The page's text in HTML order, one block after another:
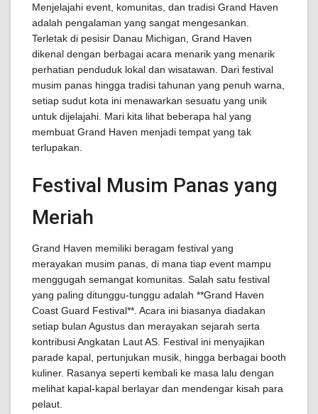
Menjelajahi event, komunitas, dan tradisi Grand Haven
adalah pengalaman yang sangat mengesankan.
Terletak di pesisir Danau Michigan, Grand Haven
dikenal dengan berbagai acara menarik yang menarik
perhatian penduduk lokal dan wisatawan. Dari festival
musim panas hingga tradisi tahunan yang penuh warna,
setiap sudut kota ini menawarkan sesuatu yang unik
untuk dijelajahi. Mari kita lihat beberapa hal yang
membuat Grand Haven menjadi tempat yang tak
terlupakan.
Festival Musim Panas yang
Meriah
Grand Haven memiliki beragam festival yang
merayakan musim panas, di mana tiap event mampu
menggugah semangat komunitas. Salah satu festival
yang paling ditunggu-tunggu adalah **Grand Haven
Coast Guard Festival**. Acara ini biasanya diadakan
setiap bulan Agustus dan merayakan sejarah serta
kontribusi Angkatan Laut AS. Festival ini menyajikan
parade kapal, pertunjukan musik, hingga berbagai booth
kuliner. Rasanya seperti kembali ke masa lalu dengan
melihat kapal-kapal berlayar dan mendengar kisah para
pelaut.